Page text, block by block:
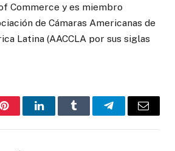
Commerce y es miembro
de Cámaras Americanas de
Latina (AACCLA por sus siglas
PinterestLinkedInTumblr TelegramaCorreo